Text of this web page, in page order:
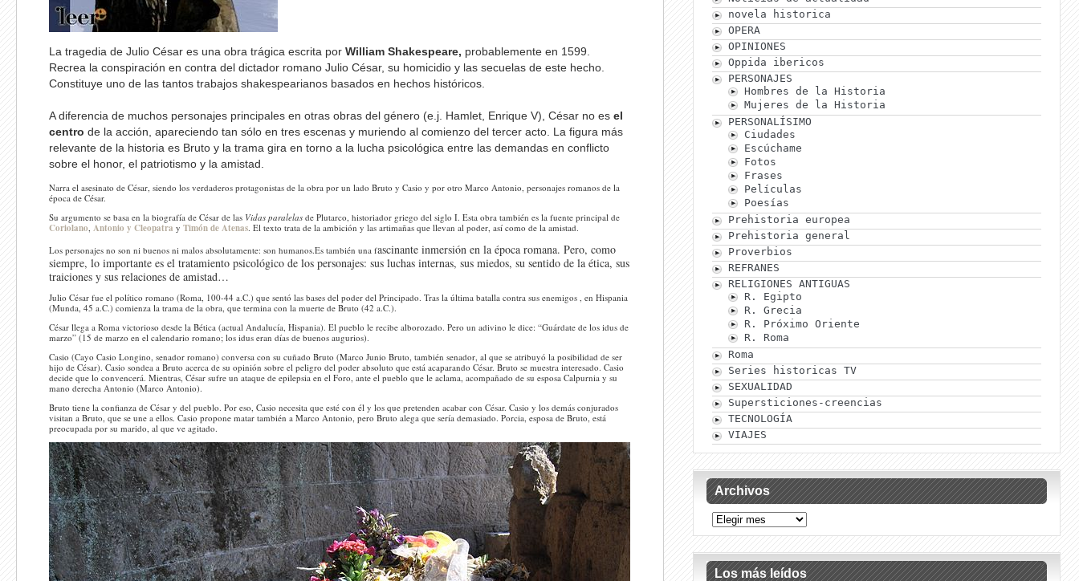
La tragedia de Julio César es una obra trágica escrita porWilliam Shakespeare, probablemente en 1599.
Recrea la conspiración en contra del dictador romano Julio César, su homicidio y las secuelas de este hecho.
Constituye uno de las tantos trabajos shakespearianos basados en hechos históricos.
A diferencia de muchos personajes principales en otras obras del género (e.j. Hamlet, Enrique V), César no esel
centro de la acción, apareciendo tan sólo en tres escenas y muriendo al comienzo del tercer acto. La figura más
relevante de la historia es Bruto y la trama gira en torno a la lucha psicológica entre las demandas en conflicto
sobre el honor, el patriotismo y la amistad.
Narra el asesinato de César, siendo los verdaderos protagonistas de la obra por un lado Bruto y Casio y por otro Marco Antonio, personajes romanos de la
época de César.
Su argumento se basa en la biografía de César de las Vidas paralelas de Plutarco, historiador griego del siglo I. Esta obra también es la fuente principal de
Coriolano,Antonio y Cleopatra yTimón de Atenas. El texto trata de la ambición y las artimañas que llevan al poder, así como de la amistad.
Los personajes no son ni buenos ni malos absolutamente: son humanos.Es también una fascinante inmersión en la época romana. Pero, como
siempre, lo importante es el tratamiento psicológico de los personajes: sus luchas internas, sus miedos, su sentido de la ética, sus
traiciones y sus relaciones de amistad…
Julio César fue el político romano (Roma, 100-44 a.C.) que sentó las bases del poder del Principado. Tras la última batalla contra sus enemigos , en Hispania
(Munda, 45 a.C.) comienza la trama de la obra, que termina con la muerte de Bruto (42 a.C.).
César llega a Roma victorioso desde la Bética (actual Andalucía, Hispania). El pueblo le recibe alborozado. Pero un adivino le dice: “Guárdate de los idus de
marzo” (15 de marzo en el calendario romano; los idus eran días de buenos augurios).
Casio (Cayo Casio Longino, senador romano) conversa con su cuñado Bruto (Marco Junio Bruto, también senador, al que se atribuyó la posibilidad de ser
hijo de César). Casio sondea a Bruto acerca de su opinión sobre el peligro del poder absoluto que está acaparando César. Bruto se muestra interesado. Casio
decide que lo convencerá. Mientras, César sufre un ataque de epilepsia en el Foro, ante el pueblo que le aclama, acompañado de su esposa Calpurnia y su
mano derecha Antonio (Marco Antonio).
Bruto tiene la confianza de César y del pueblo. Por eso, Casio necesita que esté con él y los que pretenden acabar con César. Casio y los demás conjurados
visitan a Bruto, que se une a ellos. Casio propone matar también a Marco Antonio, pero Bruto alega que sería demasiado. Porcia, esposa de Bruto, está
preocupada por su marido, al que ve agitado.
novela historica
OPERA
OPINIONES
Oppida ibericos
PERSONAJES
Hombres de la Historia
Mujeres de la Historia
PERSONALÍSIMO
Ciudades
Escúchame
Fotos
Frases
Películas
Poesías
Prehistoria europea
Prehistoria general
Proverbios
REFRANES
RELIGIONES ANTIGUAS
R. Egipto
R. Grecia
R. Próximo Oriente
R. Roma
Roma
Series historicas TV
SEXUALIDAD
Supersticiones-creencias
TECNOLOGÍA
VIAJES
Archivos
Los más leídos